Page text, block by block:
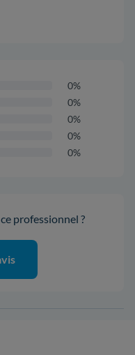
0%
0%
0%
0%
0%
professionnel ?